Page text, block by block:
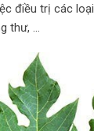
điều trị các
thư, …